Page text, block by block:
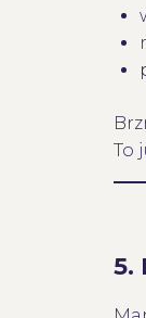
To
5.